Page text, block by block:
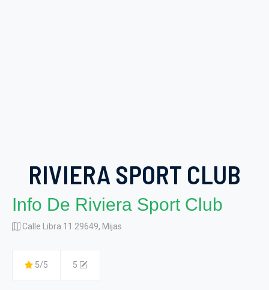
RIVIERA SPORT CLUB
Info De Riviera Sport Club
Calle Libra 11 29649, Mijas
5/5 5